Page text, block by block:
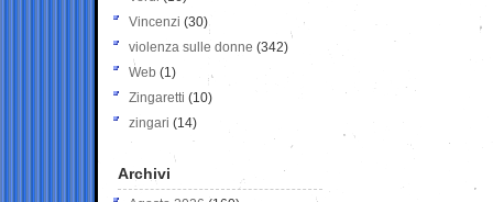
Vincenzi (30)
violenza sulle donne (342)
Web (1)
Zingaretti (10)
zingari (14)
Archivi